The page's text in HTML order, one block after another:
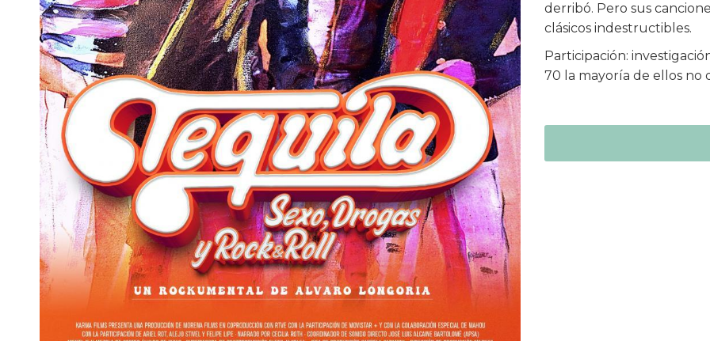
derribó. Pero sus
clásicos indestructibles.
Participación:
70 la mayoría de ellos no